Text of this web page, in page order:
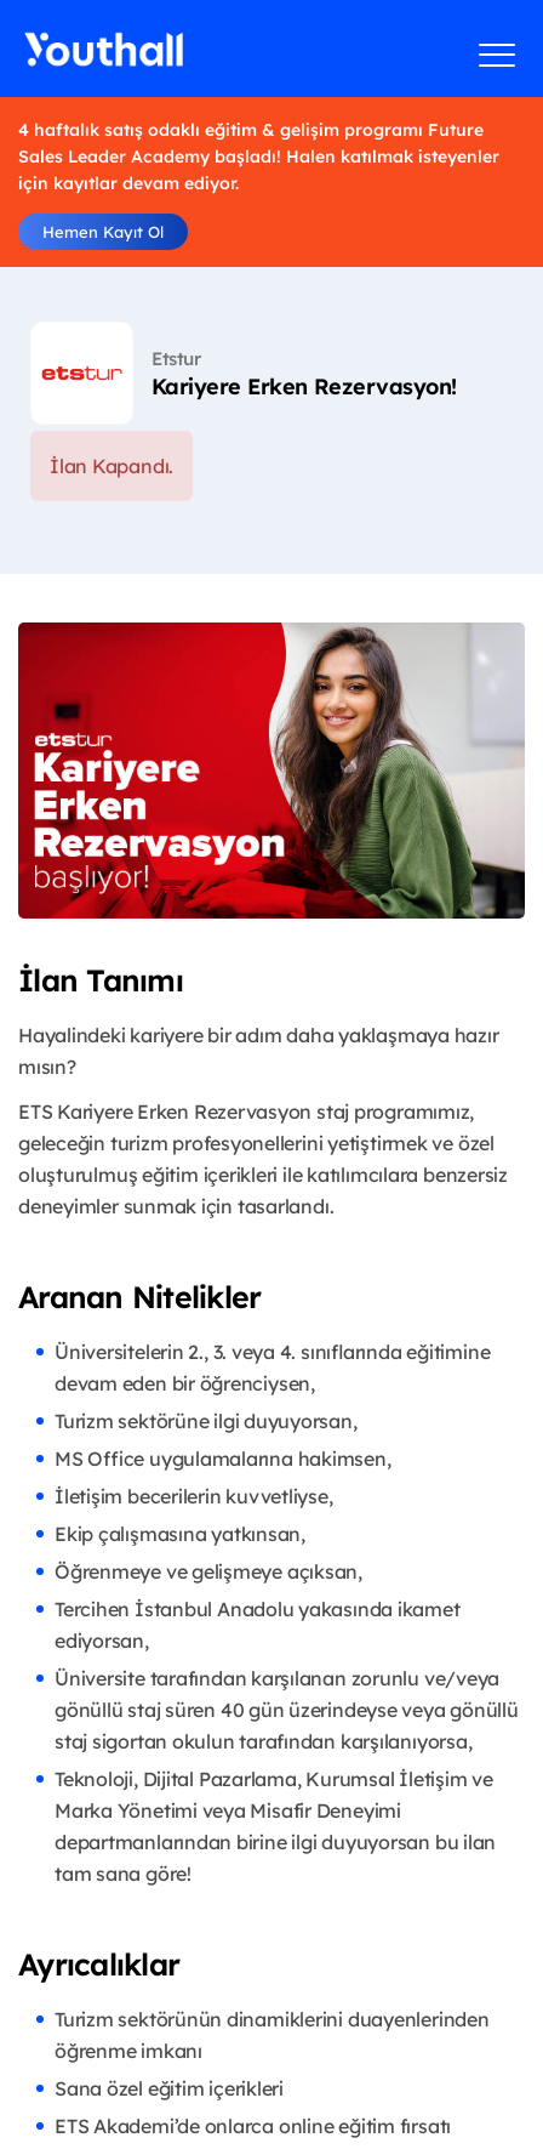
4 haftalık satış odaklı eğitim & gelişim programı Future
Sales Leader Academy başladı! Halen katılmak isteyenler
için kayıtlar devam ediyor.
Hemen Kayıt Ol
Etstur
Kariyere Erken Rezervasyon!
İlan Kapandı.
İlan Tanımı
Hayalindeki kariyere bir adım daha yaklaşmaya hazır
mısın?
ETS Kariyere Erken Rezervasyon staj programımız,
geleceğin turizm profesyonellerini yetiştirmek ve özel
oluşturulmuş eğitim içerikleri ile katılımcılara benzersiz
deneyimler sunmak için tasarlandı.
Aranan Nitelikler
Üniversitelerin 2., 3. veya 4. sınıflarında eğitimine
devam eden bir öğrenciysen,
Turizm sektörüne ilgi duyuyorsan,
MS Office uygulamalarına hakimsen,
İletişim becerilerin kuvvetliyse,
Ekip çalışmasına yatkınsan,
Öğrenmeye ve gelişmeye açıksan,
Tercihen İstanbul Anadolu yakasında ikamet
ediyorsan,
Üniversite tarafından karşılanan zorunlu ve/veya
gönüllü staj süren 40 gün üzerindeyse veya gönüllü
staj sigortan okulun tarafından karşılanıyorsa,
Teknoloji, Dijital Pazarlama, Kurumsal İletişim ve
Marka Yönetimi veya Misafir Deneyimi
departmanlarından birine ilgi duyuyorsan bu ilan
tam sana göre!
Ayrıcalıklar
Turizm sektörünün dinamiklerini duayenlerinden
öğrenme imkanı
Sana özel eğitim içerikleri
ETS Akademi’de onlarca online eğitim fırsatı